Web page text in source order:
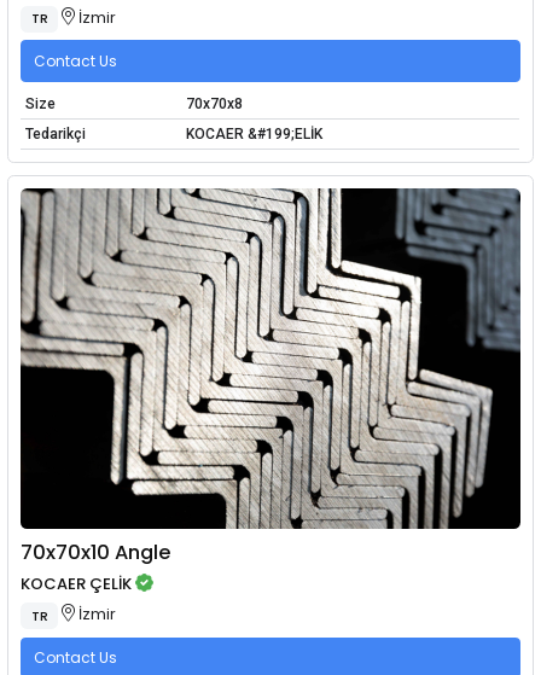
TR İzmir
Contact Us
Size
70x70x8
Tedarikçi
KOCAER &#199;ELİK
70x70x10 Angle
KOCAER ÇELİK
TR İzmir
Contact Us